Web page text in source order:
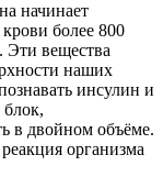
начинает
более 800
Эти вещества
наших
инсулин и
блок,
в двойном объёме.
организма